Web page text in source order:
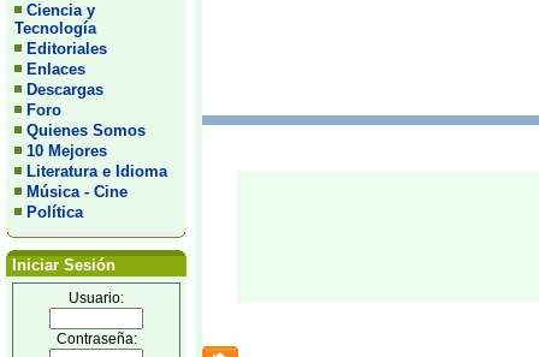
Ciencia y
Tecnología
Editoriales
Enlaces
Descargas
Foro
Quienes Somos
10 Mejores
Literatura e Idioma
Música - Cine
Política
Iniciar Sesión
Usuario:
Contraseña: